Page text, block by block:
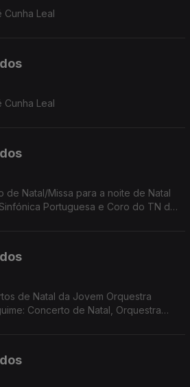
Leal
Leal
de Natal/Missa para a noite de Natal
Portuguesa e Coro do TN de
de Natal da Jovem Orquestra